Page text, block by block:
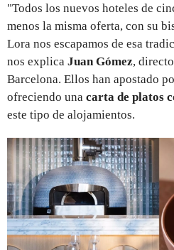
"Todos los nuevos hoteles de
menos la misma oferta, con su
Lora nos escapamos de esa
nos explica Juan Gómez,
Barcelona. Ellos han apostado
ofreciendo una carta de platos
este tipo de alojamientos.